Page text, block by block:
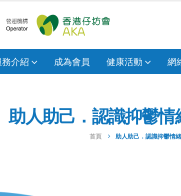
務介紹 成為會員 健康活動 網
助人助己．認識抑鬱情
首頁 助人助己．認識抑鬱情